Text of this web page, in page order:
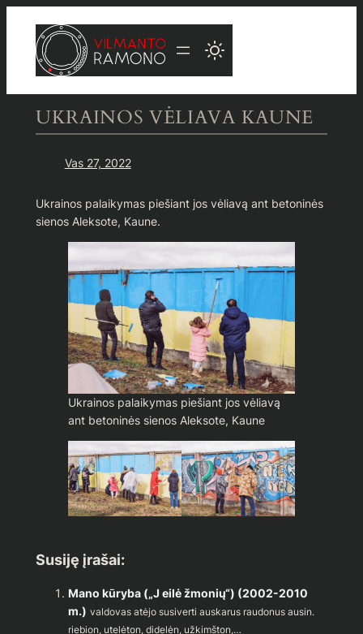
turinio
UKRAINOS VĖLIAVA KAUNE
Vas 27, 2022
Ukrainos palaikymas piešiant jos vėliavą ant betoninės
sienos Aleksote, Kaune.
Ukrainos palaikymas piešiant jos vėliavą
ant betoninės sienos Aleksote, Kaune
Susiję įrašai:
Mano kūryba („J eilė žmonių“) (2002-2010
m.) valdovas atėjo susiverti auskarus raudonus ausin.
riebion, utelėton, didelėn, užkimšton,…